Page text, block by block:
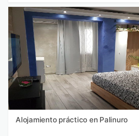
Alojamiento práctico en Palinuro